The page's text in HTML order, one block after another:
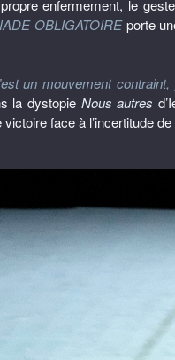
enfermement, le
OBLIGATOIREporte
un mouvement
la dystopie Nous autres
face à l’incertitude